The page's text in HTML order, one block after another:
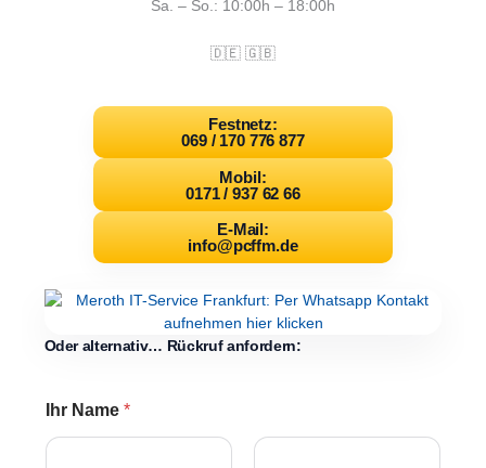
Sa. – So.: 10:00h – 18:00h
🇩🇪 🇬🇧
Festnetz:
069 / 170 776 877
Mobil:
0171 / 937 62 66
E-Mail:
info@pcffm.de
Oder alternativ… Rückruf anfordern:
Ihr Name *